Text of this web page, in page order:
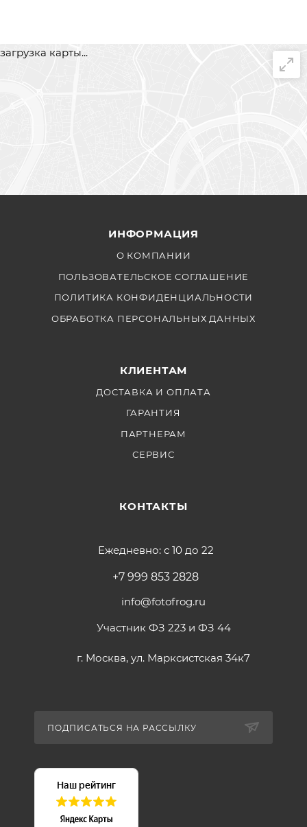
загрузка карты...
ИНФОРМАЦИЯ
О КОМПАНИИ
ПОЛЬЗОВАТЕЛЬСКОЕ СОГЛАШЕНИЕ
ПОЛИТИКА КОНФИДЕНЦИАЛЬНОСТИ
ОБРАБОТКА ПЕРСОНАЛЬНЫХ ДАННЫХ
КЛИЕНТАМ
ДОСТАВКА И ОПЛАТА
ГАРАНТИЯ
ПАРТНЕРАМ
СЕРВИС
КОНТАКТЫ
Ежедневно: с 10 до 22
+7 999 853 2828
info@fotofrog.ru
Участник ФЗ 223 и ФЗ 44
г. Москва, ул. Марксистская 34к7
ПОДПИСАТЬСЯ НА РАССЫЛКУ